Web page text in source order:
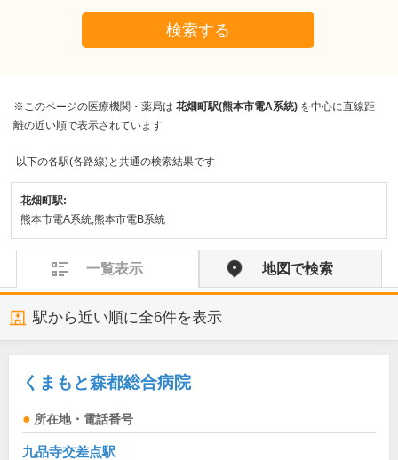
検索する
※このページの医療機関・薬局は 花畑町駅(熊本市電A系統) を中心に直線距
離の近い順で表示されています
以下の各駅(各路線)と共通の検索結果です
花畑町駅:
熊本市電A系統,熊本市電B系統
一覧表示 地図で検索
駅から近い順に全6件を表示
くまもと森都総合病院
所在地・電話番号
九品寺交差点駅